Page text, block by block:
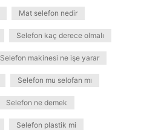
Mat selefon nedir
Selefon kaç derece olmalı
Selefon makinesi ne işe yarar
Selefon mu selofan mı
Selefon ne demek
Selefon plastik mi